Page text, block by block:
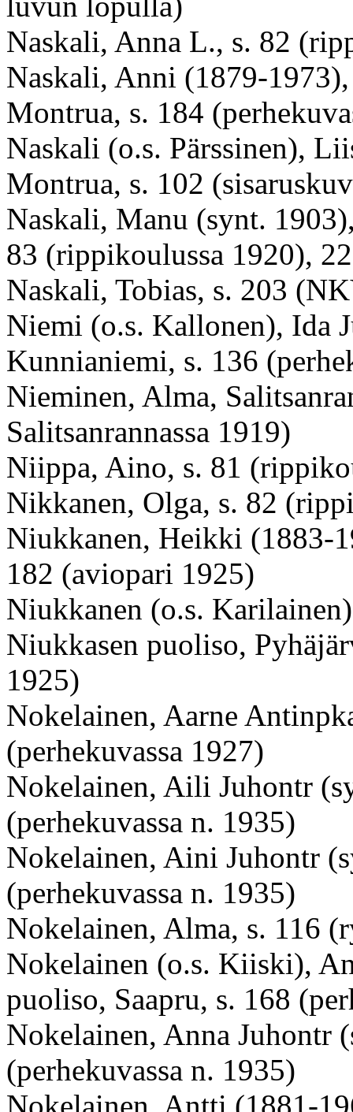
Naskali, Anna L., s. 82
Naskali, Anni (1879-1973
Montrua, s. 184
Naskali (o.s. Pärssinen),
Montrua, s. 102
Naskali, Manu (synt.
83 (rippikoulussa 1920),
Naskali, Tobias, s. 203
Niemi (o.s. Kallonen), Ida
Kunnianiemi, s. 136
Nieminen, Alma,
Salitsanrannassa 1919)
Niippa, Aino, s. 81
Nikkanen, Olga, s. 82
Niukkanen, Heikki (1883-
182 (aviopari 1925)
Niukkanen (o.s.
Niukkasen puoliso,
1925)
Nokelainen, Aarne
(perhekuvassa 1927)
Nokelainen, Aili Juhontr
(perhekuvassa n. 1935)
Nokelainen, Aini Juhontr
(perhekuvassa n. 1935)
Nokelainen, Alma, s. 116
Nokelainen (o.s. Kiiski),
puoliso, Saapru, s. 168
Nokelainen, Anna Juhontr
(perhekuvassa n. 1935)